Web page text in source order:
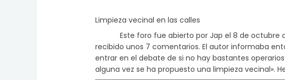
Limpieza vecinal en las calles
Este foro fue abierto por Jap el 8 de octubre de
recibido unos 7 comentarios. El autor informaba
entrar en el debate de si no hay bastantes
alguna vez se ha propuesto una limpieza vecinal».